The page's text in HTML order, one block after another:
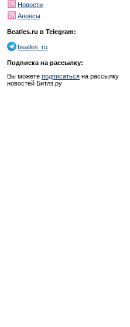
Новости
Анонсы
Beatles.ru в Telegram:
beatles_ru
Подписка на рассылку:
Вы можете подписаться на рассылку
новостей Битлз.ру